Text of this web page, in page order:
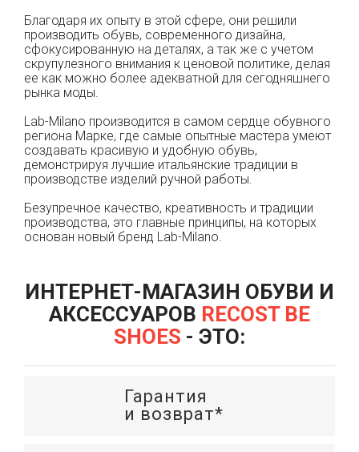
Благодаря их опыту в этой сфере, они решили
производить обувь, современного дизайна,
сфокусированную на деталях, а так же с учетом
скрупулезного внимания к ценовой политике, делая
ее как можно более адекватной для сегодняшнего
рынка моды.
Lab-Milano производится в самом сердце обувного
региона Марке, где самые опытные мастера умеют
создавать красивую и удобную обувь,
демонстрируя лучшие итальянские традиции в
производстве изделий ручной работы.
Безупречное качество, креативность и традиции
производства, это главные принципы, на которых
основан новый бренд Lab-Milano.
ИНТЕРНЕТ-МАГАЗИН ОБУВИ И
АКСЕССУАРОВ RECOST BE
SHOES - ЭТО:
Гарантия
и возврат*